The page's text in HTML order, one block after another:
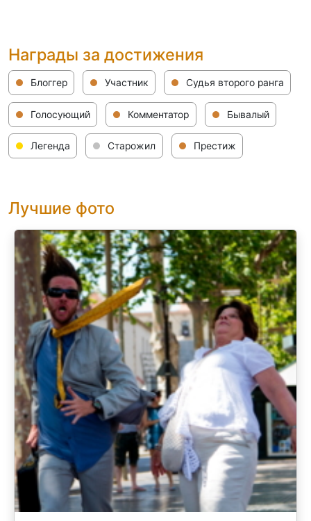
Награды за достижения
Блоггер Участник Судья второго ранга
Голосующий Комментатор Бывалый
Легенда Старожил Престиж
Лучшие фото